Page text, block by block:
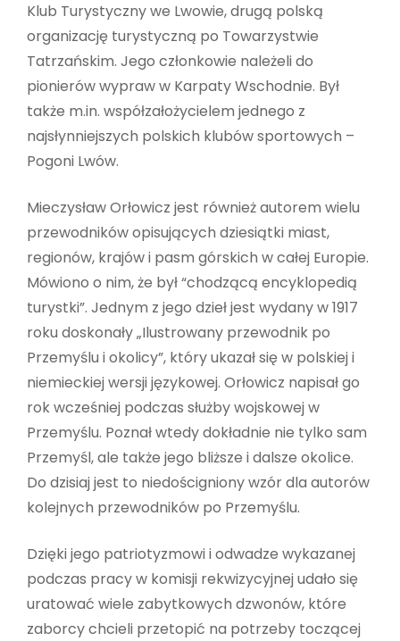
Klub Turystyczny we Lwowie, drugą polską
organizację turystyczną po Towarzystwie
Tatrzańskim. Jego członkowie należeli do
pionierów wypraw w Karpaty Wschodnie. Był
także m.in. współzałożycielem jednego z
najsłynniejszych polskich klubów sportowych –
Pogoni Lwów.
Mieczysław Orłowicz jest również autorem wielu
przewodników opisujących dziesiątki miast,
regionów, krajów i pasm górskich w całej Europie.
Mówiono o nim, że był “chodzącą encyklopedią
turystki”. Jednym z jego dzieł jest wydany w 1917
roku doskonały „Ilustrowany przewodnik po
Przemyślu i okolicy”, który ukazał się w polskiej i
niemieckiej wersji językowej. Orłowicz napisał go
rok wcześniej podczas służby wojskowej w
Przemyślu. Poznał wtedy dokładnie nie tylko sam
Przemyśl, ale także jego bliższe i dalsze okolice.
Do dzisiaj jest to niedościgniony wzór dla autorów
kolejnych przewodników po Przemyślu.
Dzięki jego patriotyzmowi i odwadze wykazanej
podczas pracy w komisji rekwizycyjnej udało się
uratować wiele zabytkowych dzwonów, które
zaborcy chcieli przetopić na potrzeby toczącej